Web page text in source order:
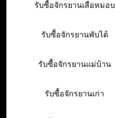
รับซื้อจักรยานเสือหมอบ
รับซื้อจักรยานพับได้
รับซื้อจักรยานแม่บ้าน
รับซื้อจักรยานเก่า